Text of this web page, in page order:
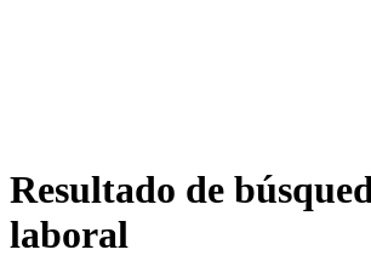
Resultado de
laboral